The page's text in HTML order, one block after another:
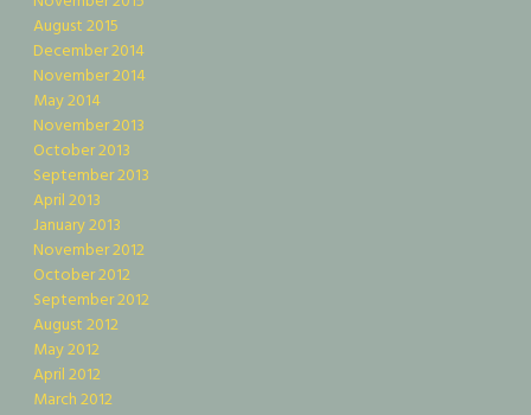
August 2015
December 2014
November 2014
May 2014
November 2013
October 2013
September 2013
April 2013
January 2013
November 2012
October 2012
September 2012
August 2012
May 2012
April 2012
March 2012